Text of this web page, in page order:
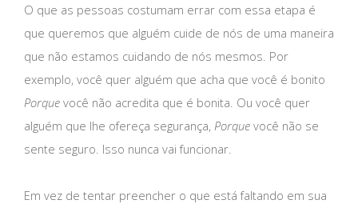
O que as pessoas costumam errar com essa etapa é
que queremos que alguém cuide de nós de uma maneira
que não estamos cuidando de nós mesmos. Por
exemplo, você quer alguém que acha que você é bonito
Porque você não acredita que é bonita. Ou você quer
alguém que lhe ofereça segurança, Porque você não se
sente seguro. Isso nunca vai funcionar.
Em vez de tentar preencher o que está faltando em sua